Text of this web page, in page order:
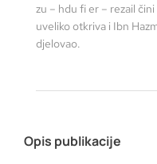
zu – hdu fi er – rezail
uveliko otkriva i Ibn
djelovao.
Opis publikacije